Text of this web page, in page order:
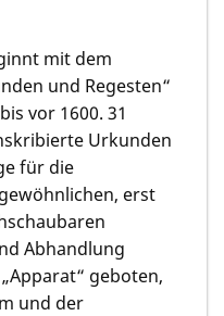
mit dem
und Regesten“
vor 1600. 31
Urkunden
für die
erst
Abhandlung
geboten,
und der